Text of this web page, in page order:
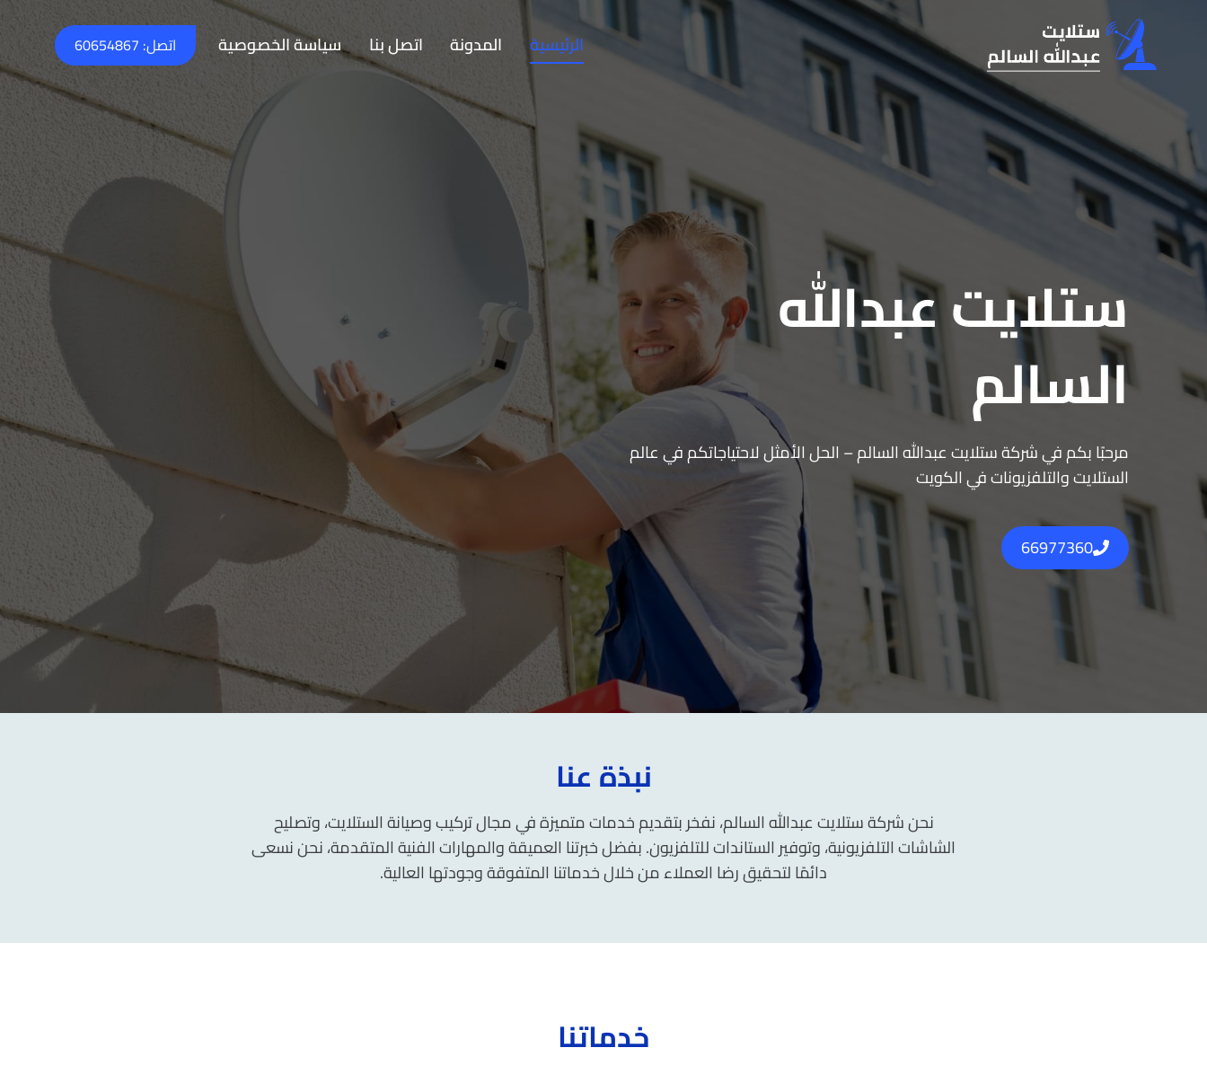
المحتوى
الرئيسية المدونة اتصل بنا سياسة الخصوصية اتصل: 60654867
ستلايت عبدالله
السالم
مرحبًا بكم في شركة ستلايت عبدالله السالم – الحل الأمثل لاحتياجاتكم في عالم
الستلايت والتلفزيونات في الكويت
66977360
نبذة عنا
نحن شركة ستلايت عبدالله السالم، نفخر بتقديم خدمات متميزة في مجال تركيب وصيانة الستلايت، وتصليح
الشاشات التلفزيونية، وتوفير الستاندات للتلفزيون. بفضل خبرتنا العميقة والمهارات الفنية المتقدمة، نحن نسعى
دائمًا لتحقيق رضا العملاء من خلال خدماتنا المتفوقة وجودتها العالية.
خدماتنا